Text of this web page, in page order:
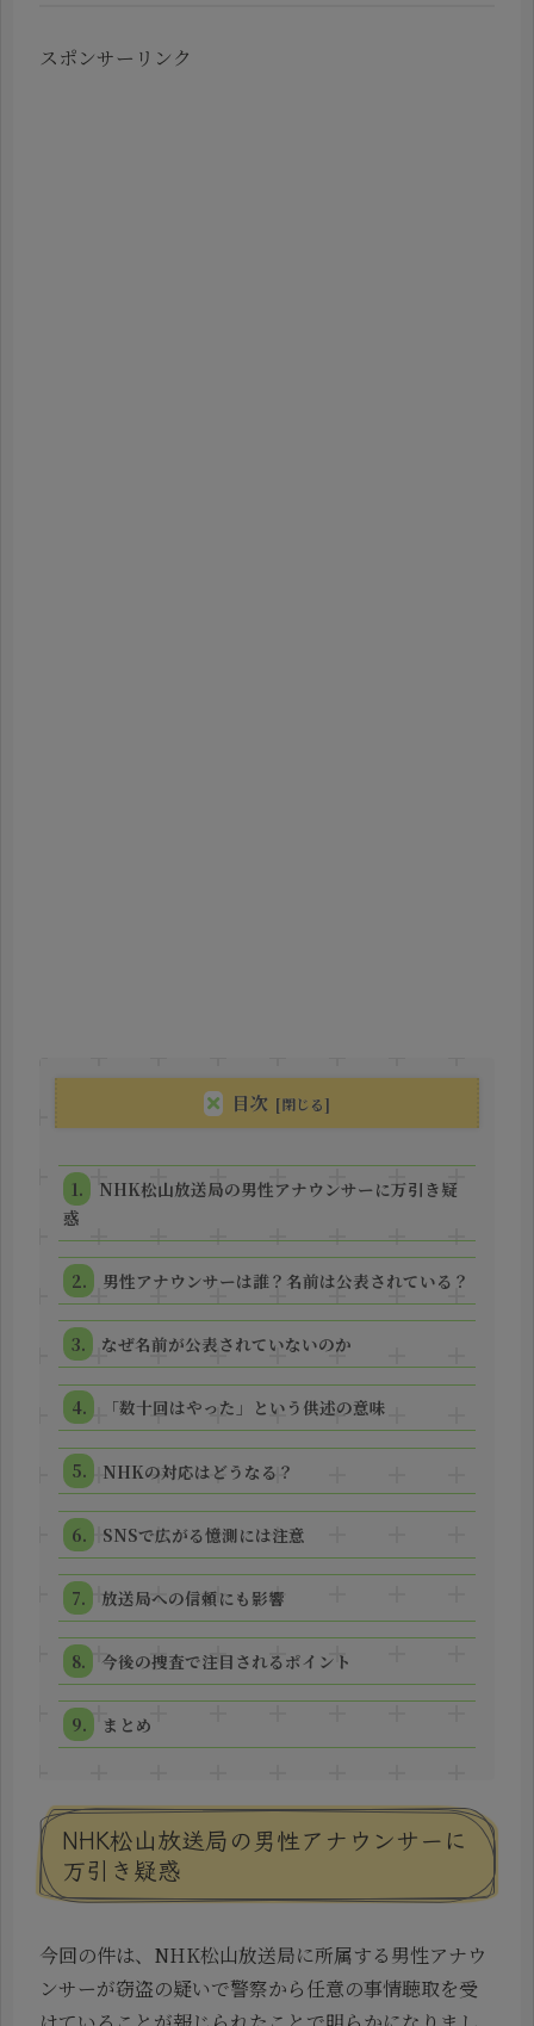
スポンサーリンク
目次
NHK松山放送局の男性アナウンサーに万引き疑
惑
男性アナウンサーは誰？名前は公表されている？
なぜ名前が公表されていないのか
「数十回はやった」という供述の意味
NHKの対応はどうなる？
SNSで広がる憶測には注意
放送局への信頼にも影響
今後の捜査で注目されるポイント
まとめ
NHK松山放送局の男性アナウンサーに
万引き疑惑
今回の件は、NHK松山放送局に所属する男性アナウ
ンサーが窃盗の疑いで警察から任意の事情聴取を受